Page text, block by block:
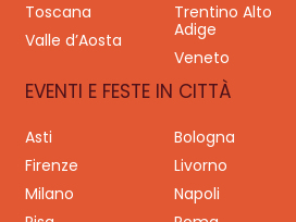
Toscana
Trentino Alto
Adige
Valle d’Aosta
Veneto
EVENTI E FESTE IN CITTÀ
Asti Bologna
Firenze
Livorno
Milano
Napoli